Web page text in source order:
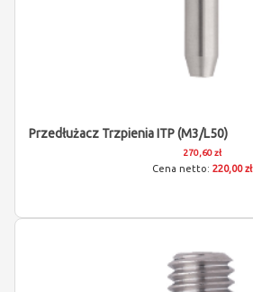
Przedłużacz Trzpienia ITP (M3/L50)
270,60 zł
220,00 zł